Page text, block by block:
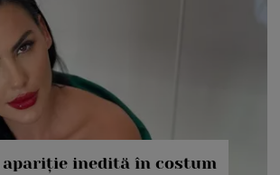
apariție inedită în costum